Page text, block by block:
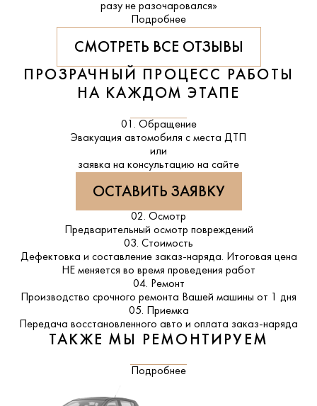
разу не разочаровался»
Подробнее
СМОТРЕТЬ ВСЕ ОТЗЫВЫ
ПРОЗРАЧНЫЙ ПРОЦЕСС РАБОТЫ
НА КАЖДОМ ЭТАПЕ
01. Обращение
Эвакуация автомобиля с места ДТП
или
заявка на консультацию на сайте
ОСТАВИТЬ ЗАЯВКУ
02. Осмотр
Предварительный осмотр повреждений
03. Стоимость
Дефектовка и составление заказ-наряда. Итоговая цена
НЕ меняется во время проведения работ
04. Ремонт
Производство срочного ремонта Вашей машины от 1 дня
05. Приемка
Передача восстановленного авто и оплата заказ-наряда
ТАКЖЕ МЫ РЕМОНТИРУЕМ
Подробнее